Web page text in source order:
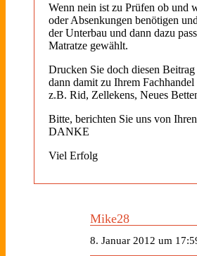
Wenn nein ist zu Prüfen ob und
oder Absenkungen benötigen
der Unterbau und dann dazu
Matratze gewählt.
Drucken Sie doch diesen Beitrag
dann damit zu Ihrem
z.B. Rid, Zellekens, Neues
Bitte, berichten Sie uns von
DANKE
Viel Erfolg
Mike28
8. Januar 2012 um